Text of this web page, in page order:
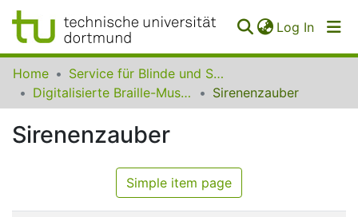
Log In
Communities
Collections
All of SfBS
Home
Service für Blinde und Sehbehinderte der UB Dortmund
Digitalisierte Braille-Musik-Matrizen des VzfB
Sirenenzauber
Sirenenzauber
Simple item page